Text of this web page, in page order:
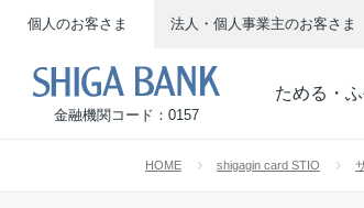
個人のお客さま 法人・個人事業主のお客さま
金融機関コード：0157
ためる・
HOME shigagin card STIO